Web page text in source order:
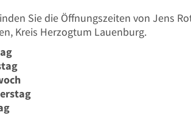
Sie die Öffnungszeiten von Jens
Kreis Herzogtum Lauenburg.